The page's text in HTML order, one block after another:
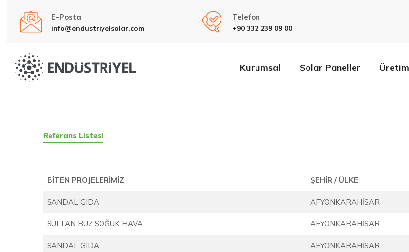
E-Posta
info@endustriyelsolar.com
Telefon
+90 332 239 09 00
Kurumsal Solar Paneller Üretim
Referans Listesi
BİTEN PROJELERİMİZ ŞEHİR / ÜLKE
SANDAL GIDA AFYONKARAHİSAR
SULTAN BUZ SOĞUK HAVA AFYONKARAHİSAR
SANDAL GIDA AFYONKARAHİSAR